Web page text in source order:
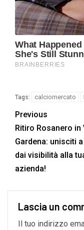
Tags: calciomercato
Previous
Ritiro Rosanero in
Gardena: unisciti
dai visibilità alla
azienda!
Lascia un
Il tuo indirizzo